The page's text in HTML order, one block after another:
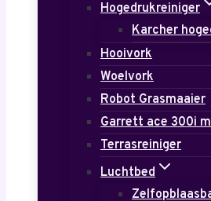
Hogedrukreiniger
Karcher
Hooivork
Woelvork
Robot Grasmaaier
Garrett ace 300i
Terrasreiniger
Luchtbed